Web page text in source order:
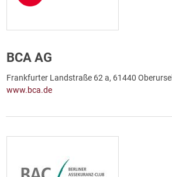
BCA AG
Frankfurter Landstraße 62 a, 61440 Oberursel
www.bca.de